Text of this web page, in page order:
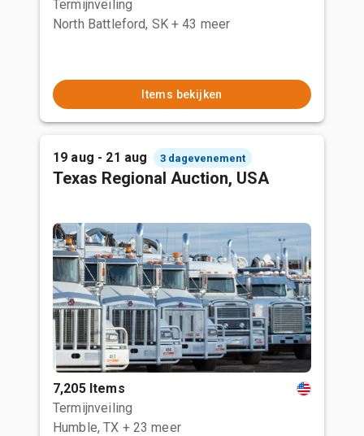
Termijnveiling
North Battleford, SK + 43 meer
Items bekijken
19 aug - 21 aug 3 dagevenement
Texas Regional Auction, USA
7,205 Items
Termijnveiling
Humble, TX + 23 meer